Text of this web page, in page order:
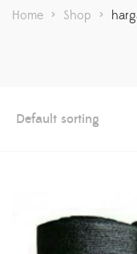
Home > Shop >